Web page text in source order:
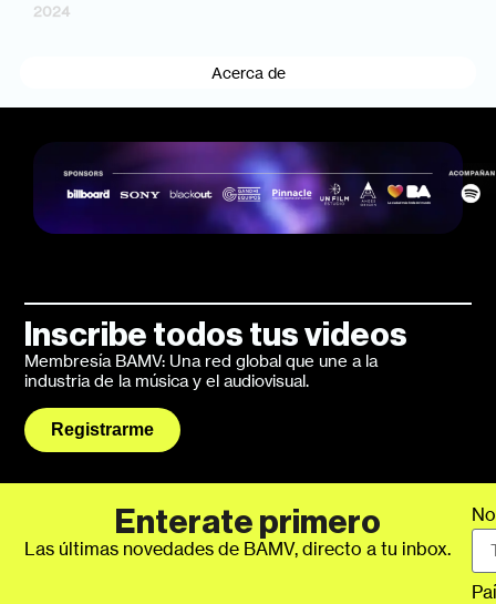
Acerca de
2024
Inscribe todos tus videos
Membresía BAMV: Una red global que une a la
industria de la música y el audiovisual.
Registrarme
Enterate primero
Las últimas novedades de BAMV, directo a tu inbox.